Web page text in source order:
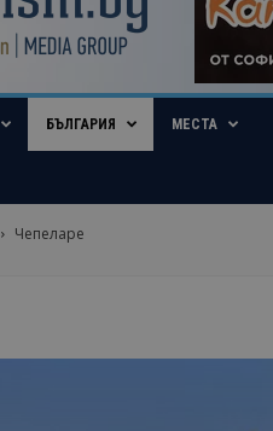
БЪЛГАРИЯ МЕСТА
Чепеларе